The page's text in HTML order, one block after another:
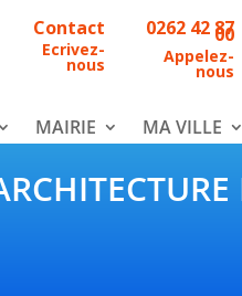
Contact
Ecrivez-
nous
0262 42 87
00
Appelez-
nous
MAIRIE MA VILLE